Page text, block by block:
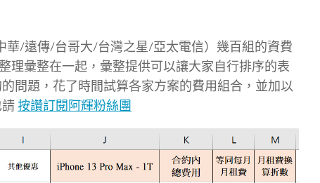
華/遠傳/台哥大/台灣之星/亞太電信）幾百組的資費
理彙整在一起，彙整提供可以讓大家自行排序的表
問題，花了時間試算各家方案的費用組合，並加以
按讚訂閱阿輝粉絲團